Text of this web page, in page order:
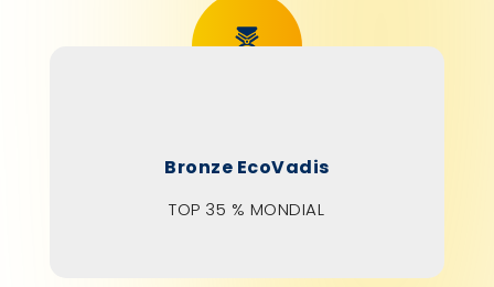
Bronze EcoVadis
TOP 35 % MONDIAL